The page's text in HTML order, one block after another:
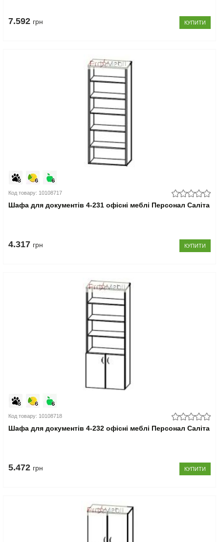
7.592 грн КУПИТИ
Код товару: 10108717
Шафа для документів 4-231 офісні меблі Персонал Саліта
4.317 грн КУПИТИ
Код товару: 10108718
Шафа для документів 4-232 офісні меблі Персонал Саліта
5.472 грн КУПИТИ